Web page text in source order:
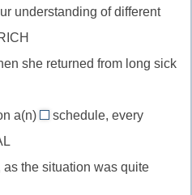
understanding of different
she returned from long sick
a(n)
//
schedule, every
as the situation was quite